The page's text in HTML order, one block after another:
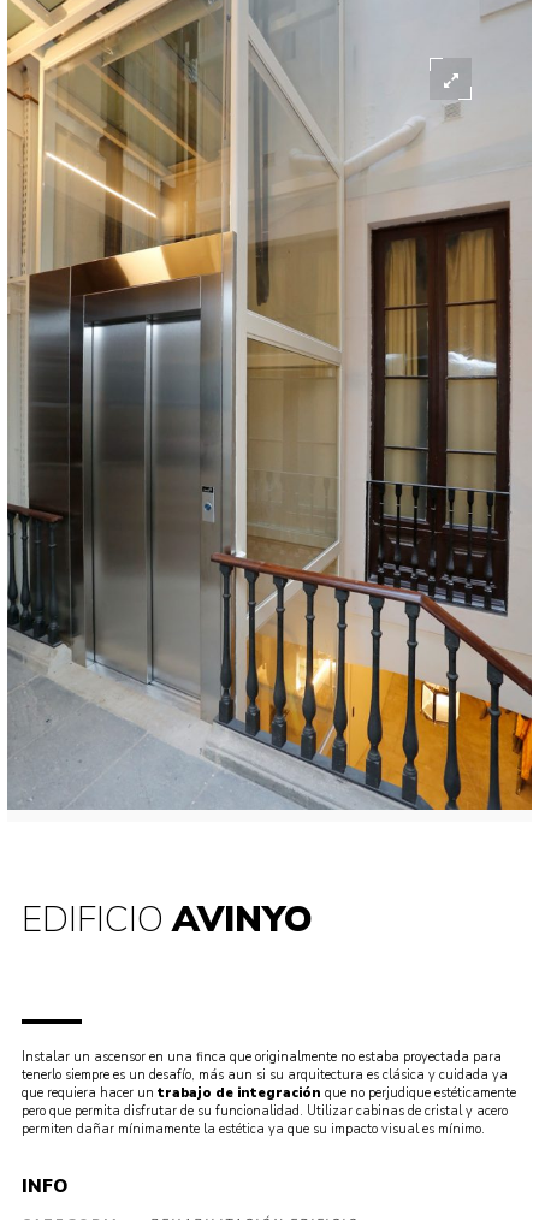
EDIFICIOAVINYO
Instalar un ascensor en una finca que originalmente no estaba proyectada para
tenerlo siempre es un desafío, más aun si su arquitectura es clásica y cuidada ya
que requiera hacer un trabajo de integración que no perjudique estéticamente
pero que permita disfrutar de su funcionalidad. Utilizar cabinas de cristal y acero
permiten dañar mínimamente la estética ya que su impacto visual es mínimo.
INFO